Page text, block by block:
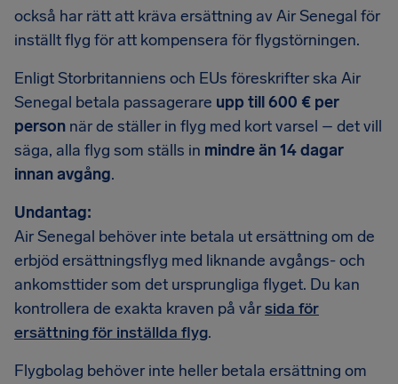
också har rätt att kräva ersättning av Air Senegal för
inställt flyg för att kompensera för flygstörningen.
Enligt Storbritanniens och EUs föreskrifter ska Air
Senegal betala passagerare upp till 600 € per
person när de ställer in flyg med kort varsel – det vill
säga, alla flyg som ställs in mindre än 14 dagar
innan avgång.
Undantag:
Air Senegal behöver inte betala ut ersättning om de
erbjöd ersättningsflyg med liknande avgångs- och
ankomsttider som det ursprungliga flyget. Du kan
kontrollera de exakta kraven på vårsida för
ersättning för inställda flyg.
Flygbolag behöver inte heller betala ersättning om